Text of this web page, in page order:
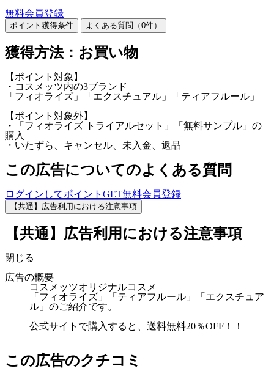
無料会員登録
ポイント獲得条件 よくある質問（0件）
獲得方法：お買い物
【ポイント対象】
・コスメッツ内の3ブランド
「フィオライズ」「エクスチュアル」「ティアフルール」
【ポイント対象外】
・「フィオライズ トライアルセット」「無料サンプル」の
購入
・いたずら、キャンセル、未入金、返品
この広告についてのよくある質問
ログインしてポイントGET無料会員登録
【共通】広告利用における注意事項
【共通】広告利用における注意事項
閉じる
広告の概要
コスメッツオリジナルコスメ
「フィオライズ」「ティアフルール」「エクスチュア
ル」のご紹介です。
公式サイトで購入すると、送料無料20％OFF！！
この広告のクチコミ